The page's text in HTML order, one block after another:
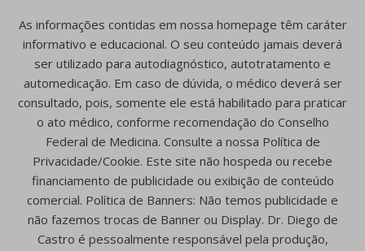
As informações contidas em nossa homepage têm caráter
informativo e educacional. O seu conteúdo jamais deverá
ser utilizado para autodiagnóstico, autotratamento e
automedicação. Em caso de dúvida, o médico deverá ser
consultado, pois, somente ele está habilitado para praticar
o ato médico, conforme recomendação do Conselho
Federal de Medicina. Consulte a nossa Política de
Privacidade/Cookie. Este site não hospeda ou recebe
financiamento de publicidade ou exibição de conteúdo
comercial. Política de Banners: Não temos publicidade e
não fazemos trocas de Banner ou Display. Dr. Diego de
Castro é pessoalmente responsável pela produção,